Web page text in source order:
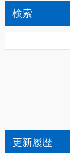
検索
更新履歴